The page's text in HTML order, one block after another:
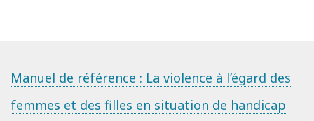
Manuel de référence : La violence à l’égard des
femmes et des filles en situation de handicap